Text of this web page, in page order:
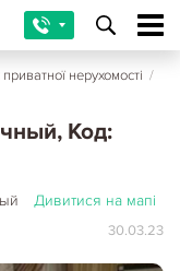
нерухомості /
Код:
Дивитися на мапі
30.03.23